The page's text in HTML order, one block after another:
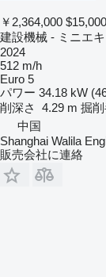
￥2,364,000 $15,000
建設機械 - ミニエ
2024
512 m/h
Euro 5
パワー 34.18 kW
削深さ
4.29 m 掘
中国
Shanghai Walila
販売会社に連絡